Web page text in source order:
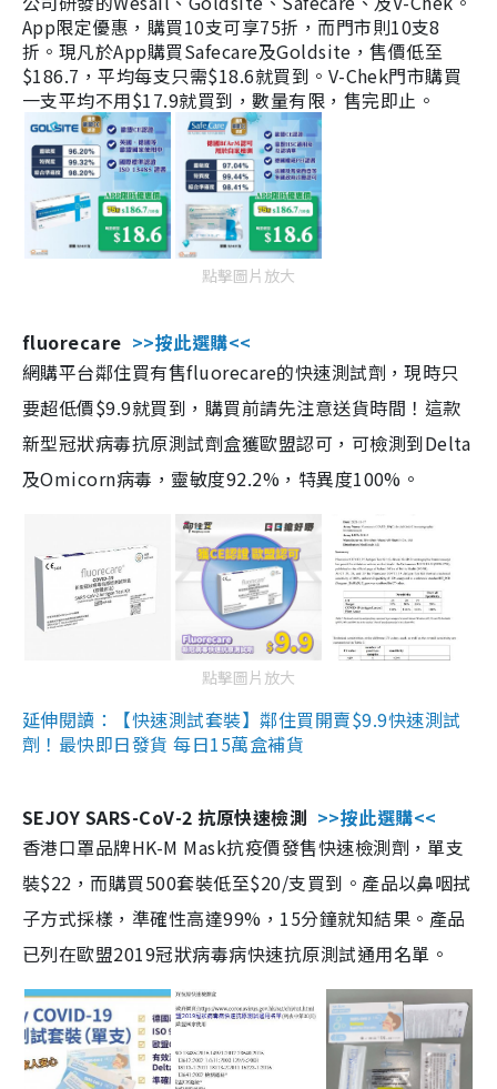
App限定優惠，購買10支可享75折，而門市則10支8
折。現凡於App購買Safecare及Goldsite，售價低至
$186.7，平均每支只需$18.6就買到。V-Chek門市購買
一支平均不用$17.9就買到，數量有限，售完即止。
點擊圖片放大
fluorecare >>按此選購<<
網購平台鄰住買有售fluorecare的快速測試劑，現時只
要超低價$9.9就買到，購買前請先注意送貨時間！這款
新型冠狀病毒抗原測試劑盒獲歐盟認可，可檢測到Delta
及Omicorn病毒，靈敏度92.2%，特異度100%。
點擊圖片放大
延伸閱讀：【快速測試套裝】鄰住買開賣$9.9快速測試
劑！最快即日發貨 每日15萬盒補貨
SEJOY SARS-CoV-2 抗原快速檢測 >>按此選購<<
香港口罩品牌HK-M Mask抗疫價發售快速檢測劑，單支
裝$22，而購買500套裝低至$20/支買到。產品以鼻咽拭
子方式採樣，準確性高達99%，15分鐘就知結果。產品
已列在歐盟2019冠狀病毒病快速抗原測試通用名單。